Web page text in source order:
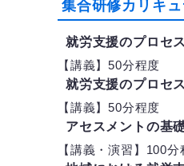
集合研修カリキュ
就労支援のプロセ
【講義】50分程度
就労支援のプロセ
【講義】50分程度
アセスメントの基
【講義・演習】100分